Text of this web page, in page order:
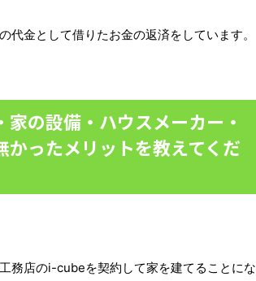
金として借りたお金の返済をしています。
の設備・ハウスメーカー・
ったメリットを教えてくだ
務店のi-cubeを契約して家を建てることにな